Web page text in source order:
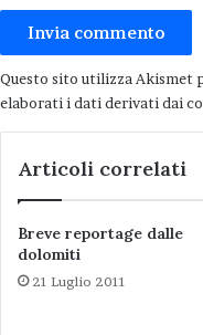
e Borgogna
dalla
informazioni.
Articoli correlati
16
12
Questo sito utilizza Akismet
elaborati i dati derivati dai
Articoli correlati
Breve reportage dalle
dolomiti
21 Luglio 2011